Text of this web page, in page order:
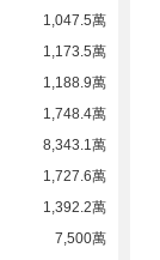
1,047.5萬
1,173.5萬
1,188.9萬
1,748.4萬
8,343.1萬
1,727.6萬
1,392.2萬
7,500萬